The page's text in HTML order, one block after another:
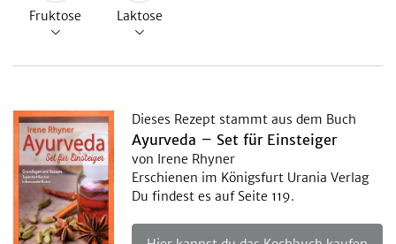
Fruktose Laktose
Dieses Rezept stammt aus dem Buch
Ayurveda – Set für Einsteiger
von Irene Rhyner
Erschienen im Königsfurt Urania Verlag
Du findest es auf Seite 119.